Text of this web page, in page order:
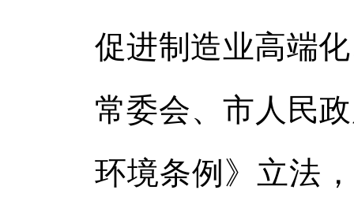
促进制造业高端
常委会、市人民
环境条例》立法